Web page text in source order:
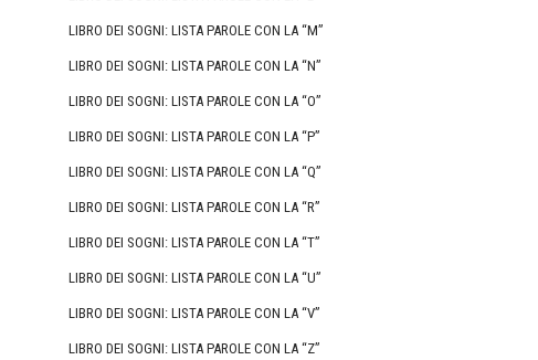
LIBRO DEI SOGNI: LISTA PAROLE CON LA “M”
LIBRO DEI SOGNI: LISTA PAROLE CON LA “N”
LIBRO DEI SOGNI: LISTA PAROLE CON LA “O”
LIBRO DEI SOGNI: LISTA PAROLE CON LA “P”
LIBRO DEI SOGNI: LISTA PAROLE CON LA “Q”
LIBRO DEI SOGNI: LISTA PAROLE CON LA “R”
LIBRO DEI SOGNI: LISTA PAROLE CON LA “T”
LIBRO DEI SOGNI: LISTA PAROLE CON LA “U”
LIBRO DEI SOGNI: LISTA PAROLE CON LA “V”
LIBRO DEI SOGNI: LISTA PAROLE CON LA “Z”